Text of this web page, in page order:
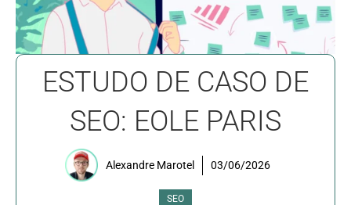
ESTUDO DE CASO DE
SEO: EOLE PARIS
Alexandre Marotel 03/06/2026
SEO